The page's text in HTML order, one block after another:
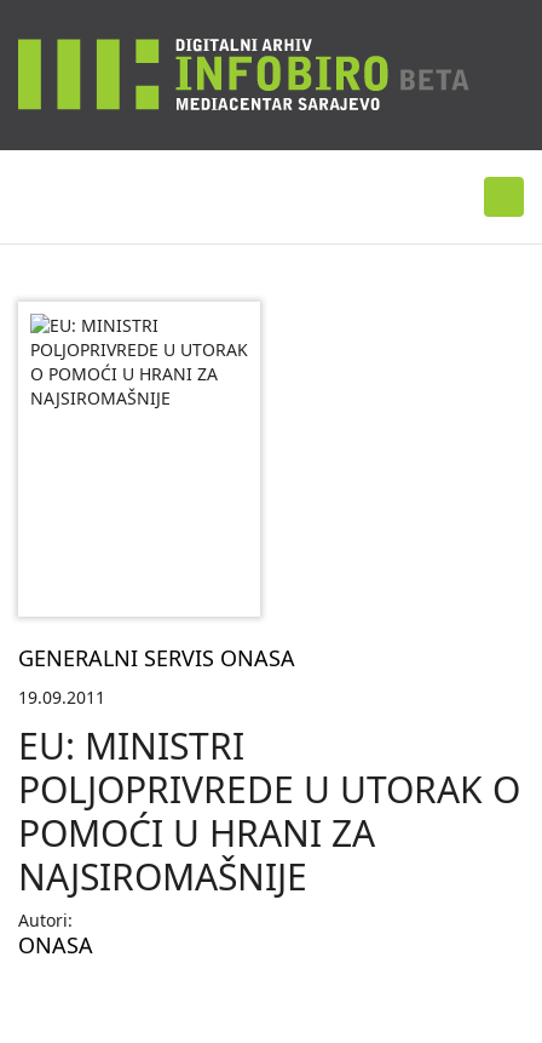
GENERALNI SERVIS ONASA
19.09.2011
EU: MINISTRI
POLJOPRIVREDE U UTORAK O
POMOĆI U HRANI ZA
NAJSIROMAŠNIJE
Autori:
ONASA